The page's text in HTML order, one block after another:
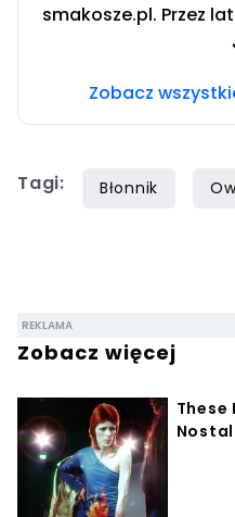
smakosze.pl. Przez
przez stanowiska
oraz papilot.pl. Przez
siedem lat, lecz
Zobacz
Tagi: Błonnik